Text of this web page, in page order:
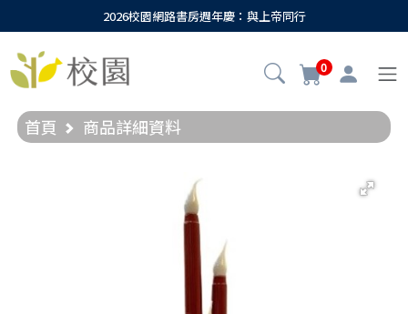
2026校園網路書房週年慶：與上帝同行
0
首頁 商品詳細資料